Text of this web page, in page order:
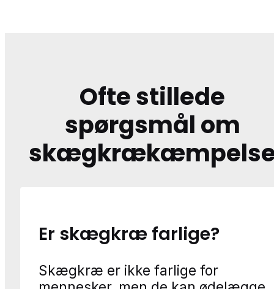
Ofte stillede
spørgsmål om
Er skægkræ farlige?
Skægkræ er ikke farlige for